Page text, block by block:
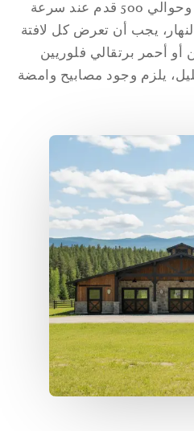
سرعة 30 ميل في الساعة وحوالي 500 قدم عند سرعة
يجب أن تعرض كل لافتة
برتقالي فلوريين
يلزم وجود مصابيح وامضة